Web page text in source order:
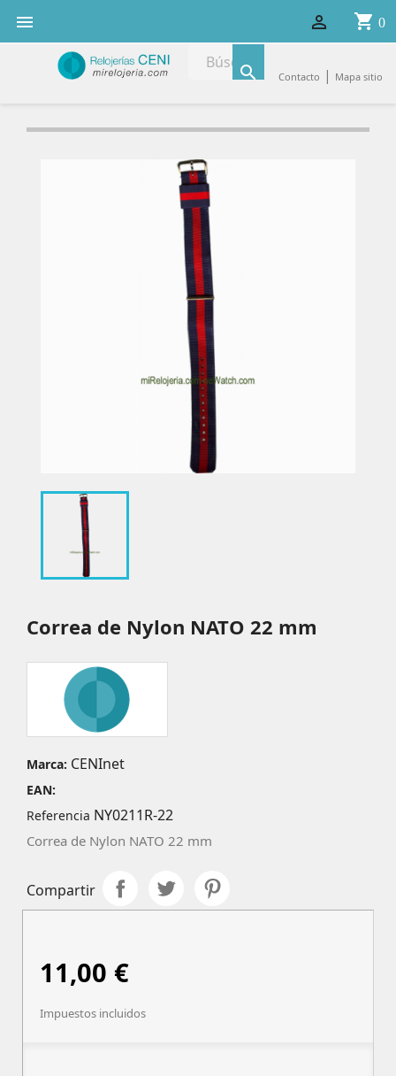
 shopping_cart 0

 Contacto | Mapa sitio
Correa de Nylon NATO 22 mm
Marca: CENInet
EAN:
Referencia NY0211R-22
Correa de Nylon NATO 22 mm
Compartir
11,00 €
Impuestos incluidos